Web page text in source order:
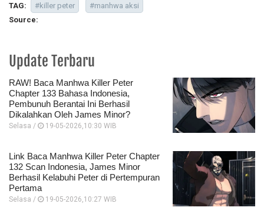
TAG:
#killer peter
#manhwa aksi
Source:
Update Terbaru
RAW! Baca Manhwa Killer Peter
Chapter 133 Bahasa Indonesia,
Pembunuh Berantai Ini Berhasil
Dikalahkan Oleh James Minor?
Selasa / 19-05-2026,10:30 WIB
Link Baca Manhwa Killer Peter Chapter
132 Scan Indonesia, James Minor
Berhasil Kelabuhi Peter di Pertempuran
Pertama
Selasa / 19-05-2026,10:27 WIB